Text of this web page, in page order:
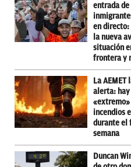
entrada de
en directo:
la nueva
situación
frontera y
La AEMET
alerta:
«extremo»
incendios
durante el
semana
Duncan